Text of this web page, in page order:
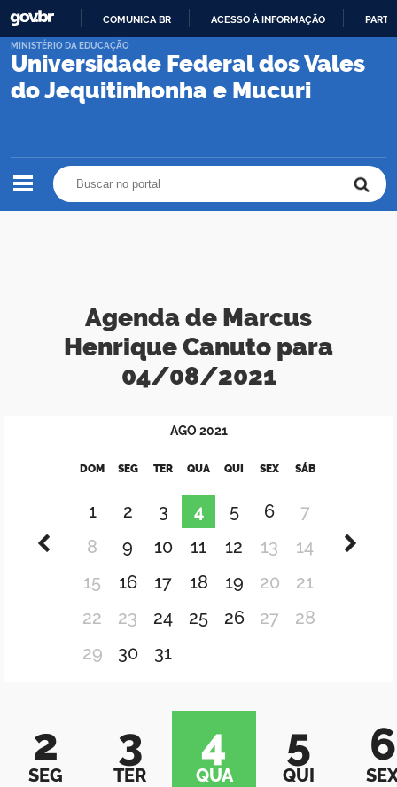
PARA
CONTEÚDO
COMUNICA BR ACESSO À INFORMAÇÃO
Universidade Federal dos Vales
do Jequitinhonha e Mucuri
MINISTÉRIO DA EDUCAÇÃO
Agenda de Marcus
Henrique Canuto para
04/08/2021
AGO 2021
DOM SEG TER QUA QUI SEX SÁB
1 2 3 4 5 6
7
8
9 10 11 12 13
14
15
16 17 18 19 20
21
22
23 24 25 26 27
28
29
30 31
2
SEG
3
TER
4
QUA
5
QUI
6